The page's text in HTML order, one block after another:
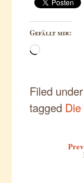
Gefällt mir:
Wird
Filed under
tagged Die